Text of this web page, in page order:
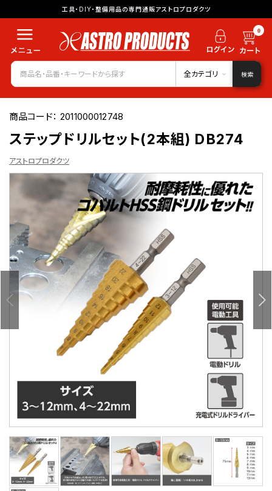
工具・DIY・整備用品の専門通販アストロプロダクツ
0
全カテゴリ 検索
商品コード：2011000012748
ステップドリルセット(2本組) DB274
アストロプロダクツ